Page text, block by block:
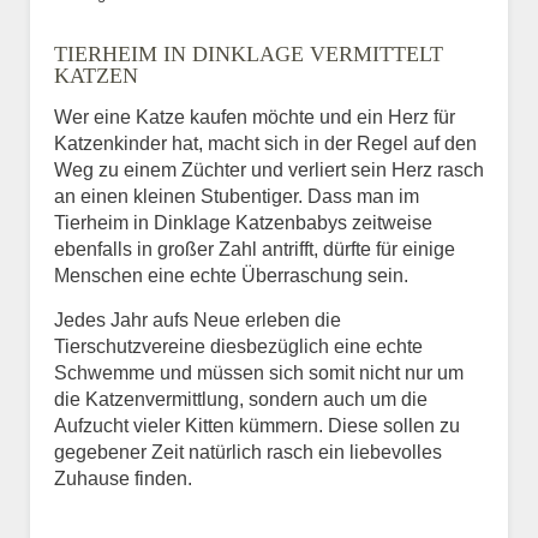
BILD HOCHLADEN
Vermisst seit
Ort des Verschwindens
TIERHEIM IN DINKLAGE VERMITTELT
KATZEN
Wer eine Katze kaufen möchte und ein Herz für
Katzenkinder hat, macht sich in der Regel auf den
Weg zu einem Züchter und verliert sein Herz rasch
an einen kleinen Stubentiger. Dass man im
Tierheim in Dinklage Katzenbabys zeitweise
ebenfalls in großer Zahl antrifft, dürfte für einige
Menschen eine echte Überraschung sein.
Jedes Jahr aufs Neue erleben die
Tierschutzvereine diesbezüglich eine echte
Schwemme und müssen sich somit nicht nur um
die Katzenvermittlung, sondern auch um die
Aufzucht vieler Kitten kümmern. Diese sollen zu
gegebener Zeit natürlich rasch ein liebevolles
Zuhause finden.